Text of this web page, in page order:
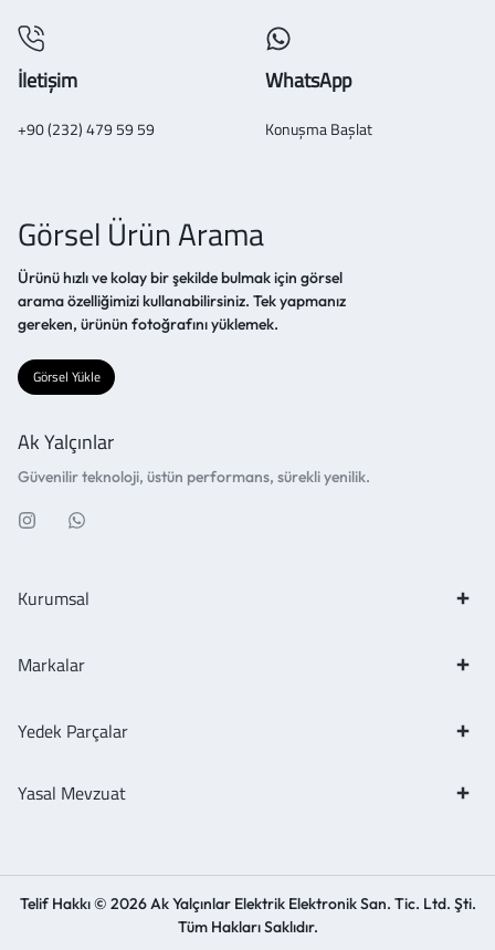
İletişim
+90 (232) 479 59 59
WhatsApp
Konuşma Başlat
Görsel Ürün Arama
Ürünü hızlı ve kolay bir şekilde bulmak için görsel
arama özelliğimizi kullanabilirsiniz. Tek yapmanız
gereken, ürünün fotoğrafını yüklemek.
Görsel Yükle
Ak Yalçınlar
Güvenilir teknoloji, üstün performans, sürekli yenilik.
Kurumsal
Markalar
Yedek Parçalar
Yasal Mevzuat
Telif Hakkı © 2026 Ak Yalçınlar Elektrik Elektronik San. Tic. Ltd. Şti.
Tüm Hakları Saklıdır.